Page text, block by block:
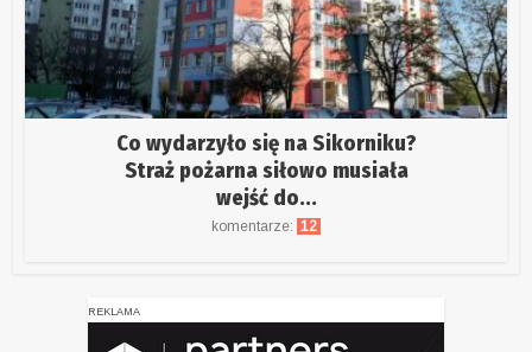
Co wydarzyło się na Sikorniku?
Straż pożarna siłowo musiała
wejść do...
komentarze: 12
REKLAMA